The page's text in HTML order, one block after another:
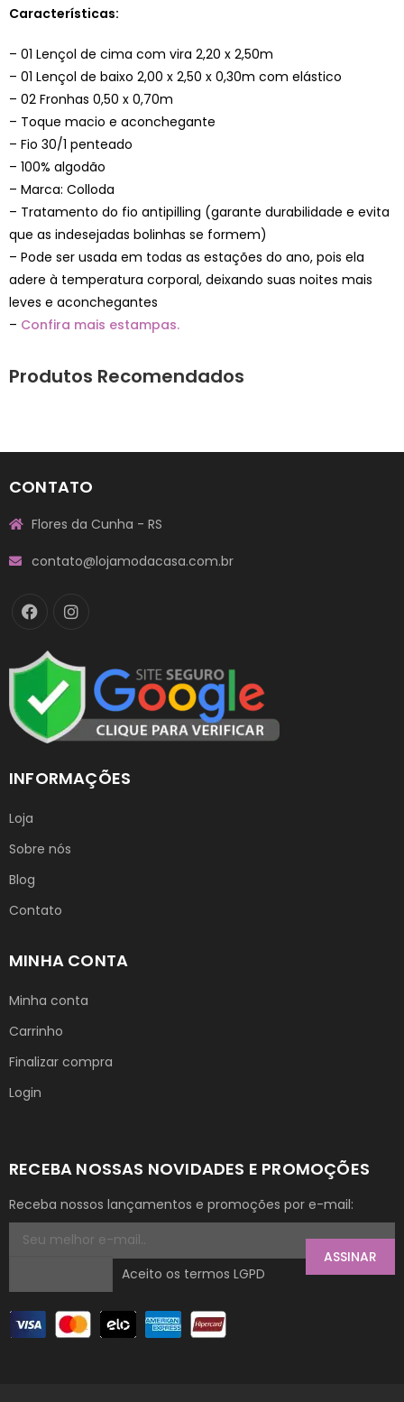
Características:
– 01 Lençol de cima com vira 2,20 x 2,50m
– 01 Lençol de baixo 2,00 x 2,50 x 0,30m com elástico
– 02 Fronhas 0,50 x 0,70m
– Toque macio e aconchegante
– Fio 30/1 penteado
– 100% algodão
– Marca: Colloda
– Tratamento do fio antipilling (garante durabilidade e evita
que as indesejadas bolinhas se formem)
– Pode ser usada em todas as estações do ano, pois ela
adere à temperatura corporal, deixando suas noites mais
leves e aconchegantes
– Confira mais estampas.
Produtos Recomendados
CONTATO
Flores da Cunha - RS
contato@lojamodacasa.com.br
INFORMAÇÕES
Loja
Sobre nós
Blog
Contato
MINHA CONTA
Minha conta
Carrinho
Finalizar compra
Login
RECEBA NOSSAS NOVIDADES E PROMOÇÕES
Receba nossos lançamentos e promoções por e-mail:
ASSINAR
Aceito os termos LGPD